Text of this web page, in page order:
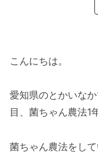
こんにちは。
愛知県のとかいな
目、菌ちゃん農法1
菌ちゃん農法をし